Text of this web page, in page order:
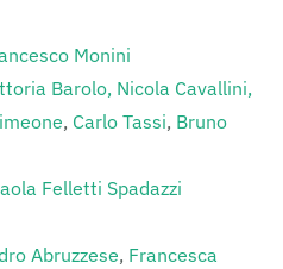
Monini
Barolo, Nicola Cavallini,
, Carlo Tassi, Bruno
Felletti Spadazzi
Abruzzese, Francesca